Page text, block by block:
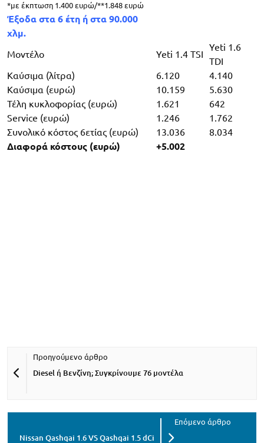
*με έκπτωση 1.400 ευρώ/**1.848 ευρώ
Έξοδα στα 6 έτη ή στα 90.000
χλμ.
Μοντέλο
Yeti 1.4 TSI
Yeti 1.6
TDI
Καύσιμα (λίτρα)
6.120
4.140
Καύσιμα (ευρώ)
10.159
5.630
Τέλη κυκλοφορίας (ευρώ)
1.621
642
Service (ευρώ)
1.246
1.762
Συνολικό κόστος 6ετίας (ευρώ)
13.036
8.034
Διαφορά κόστους (ευρώ)
+5.002
Diesel ή Βενζίνη; Συγκρίνουμε 76 μοντέλα
Nissan Qashqai 1.6 VS Qashqai 1.5 dCi